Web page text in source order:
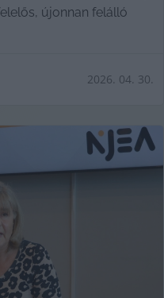
újonnan felálló
2026. 04. 30.